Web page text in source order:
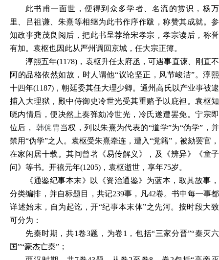
此书甫一面世，便得到众多学者、名流的赏识，杨万
里、吕祖谦、朱熹等相继为此书作序作跋，称赞其成就。参
知政事龚茂良阅后，把此书呈荐给宋孝宗，孝宗读后，称誉
有加。袁枢也因此从严州调回京城，任大宗正簿。
淳熙五年(1178)，袁枢升任太府丞，可遇事直谏、刚直不
阿的品格依然如故，时人谓他“议论坚正，风节峻洁”。淳熙
十四年(1187)，朝廷委其任大理少卿。通州高氏以产业事被逮
捕入大理狱，殿中侍御史冷世光受其重赂予以庇袒。袁枢知
晓内情后，便决然上奏弹劾冷世光，冷氏遂遭罢免。宁宗即
位后，
韩侂胄当权，列以朱熹为代表的“道学”为“伪学”，并
禁用“伪学”之人。袁枢受朱熹牵连，遭入“党籍”，被劾罢官，
在家闲居十载。其间曾著《易传解义》，及《辨异》《童子
问》等书。开禧元年(1205)，袁枢逝世，享年75岁。
《通鉴纪事本末》以《资治通鉴》为蓝本，取其故事，
分类编排，并自标题目，共记239事，凡42卷。书中每一事都
详述始末，自为起讫，开“纪事本末体”之先河。按时段大致
可分为：
先秦时期，共1卷3题，为卷1，包括“三家分晋”“秦灭六
国”“豪杰亡秦”；